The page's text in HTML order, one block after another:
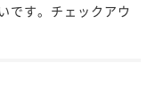
です。チェックアウ